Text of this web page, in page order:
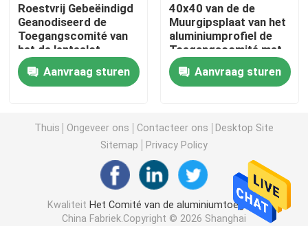
Pvc-Toegangscomité
Metalen onderdelen Stempelen
De Klem van de de lenteklem
staaldraad
Roestvrij Gebeëindigd
Geanodiseerd de
Toegangscomité van
het de lenteslot
Aanvraag sturen
40x40 van de de
Muurgipsplaat van het
aluminiumprofiel de
Toegangscomité met
Pin Hinge
Aanvraag sturen
Thuis Ongeveer ons Contacteer ons
Desktop Site
Sitemap
Privacy Policy
Kwaliteit Het Comité van de aluminiumtoegang
China Fabriek.Copyright © 2026 Shanghai